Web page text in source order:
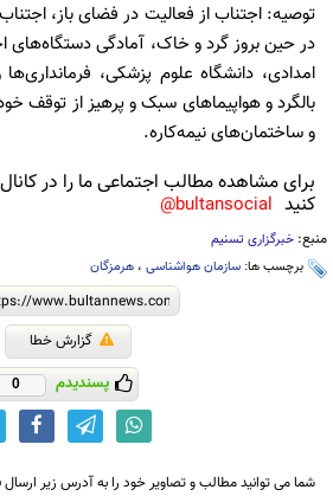
توصیه: اجتناب از فعالیت در فضای باز،
در حین بروز گرد و خاک، آمادگی دستگاه‌های
امدادی، دانشگاه علوم پزشکی، فرمانداری‌ها
بالگرد و هواپیماهای سبک و پرهیز از توقف
و ساختمان‌های نیمه‌کاره.
برای مشاهده مطالب اجتماعی ما را در
کنید bultansocial@
منبع: خبرگزاری تسنیم
برچسب ها: سازمان هواشناسی ، هرمزگان
گزارش خطا
پسندیدم 0
شما می توانید مطالب و تصاویر خود را به آدرس زیر ارسال